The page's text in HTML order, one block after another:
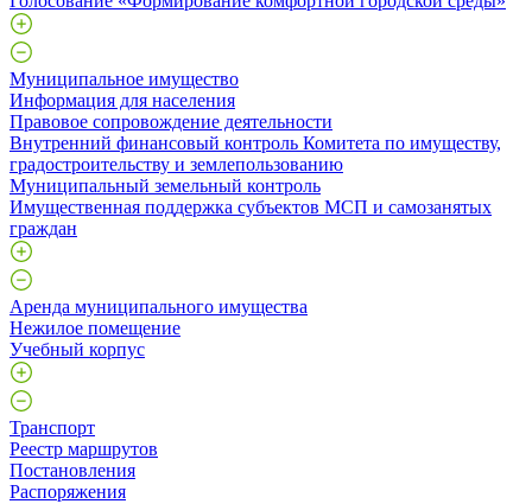
Муниципальное имущество
Информация для населения
Правовое сопровождение деятельности
Внутренний финансовый контроль Комитета по имуществу,
градостроительству и землепользованию
Муниципальный земельный контроль
Имущественная поддержка субъектов МСП и самозанятых
граждан
Аренда муниципального имущества
Нежилое помещение
Учебный корпус
Транспорт
Реестр маршрутов
Постановления
Распоряжения